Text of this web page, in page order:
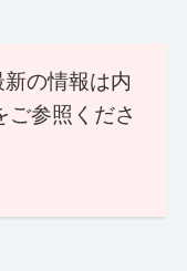
の情報は内
参照くださ